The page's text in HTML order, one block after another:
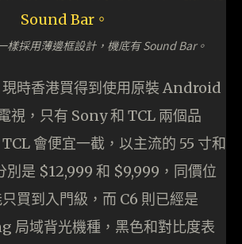
樣採用薄邊框設計，機底有 Sound Bar。
現時香港買得到使用原裝 Android
視，只有 Sony 和 TCL 兩個品
會便宜一截，以主流的 55 寸和
別是 $12,999 和 $9,999，同價位
買到入門級，而 C6 則已經是
域背光機種，黑色和對比度表